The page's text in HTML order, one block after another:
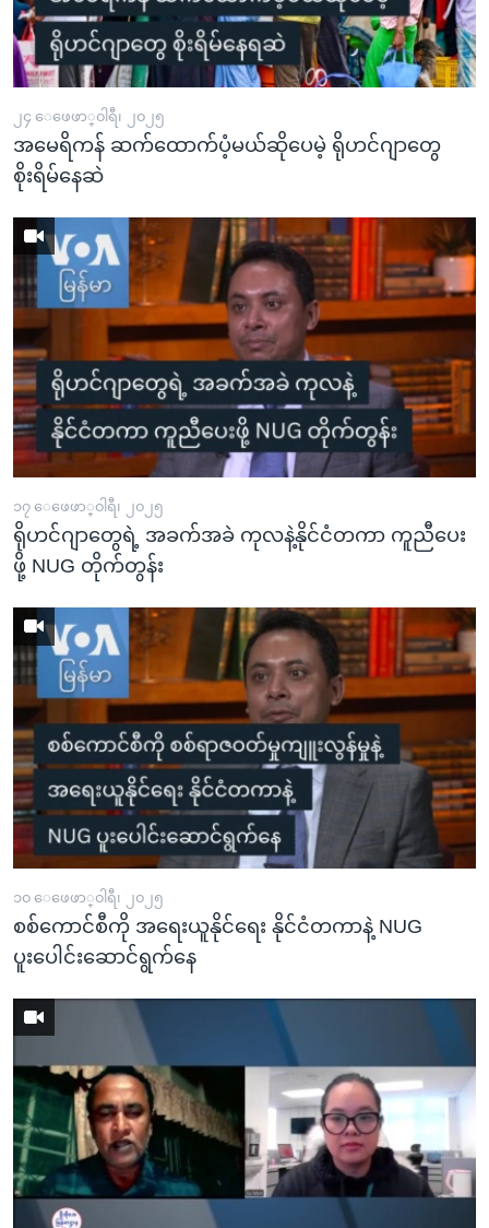
၂၄ ေဖေဖာ္၀ါရီ၊ ၂၀၂၅
အမေရိကန် ဆက်ထောက်ပံ့မယ်ဆိုပေမဲ့ ရိုဟင်ဂျာတွေ
စိုးရိမ်နေဆဲ
၁၇ ေဖေဖာ္၀ါရီ၊ ၂၀၂၅
ရိုဟင်ဂျာတွေရဲ့ အခက်အခဲ ကုလနဲ့နိုင်ငံတကာ ကူညီပေး
ဖို့ NUG တိုက်တွန်း
၁၀ ေဖေဖာ္၀ါရီ၊ ၂၀၂၅
စစ်ကောင်စီကို အရေးယူနိုင်ရေး နိုင်ငံတကာနဲ့ NUG
ပူးပေါင်းဆောင်ရွက်နေ